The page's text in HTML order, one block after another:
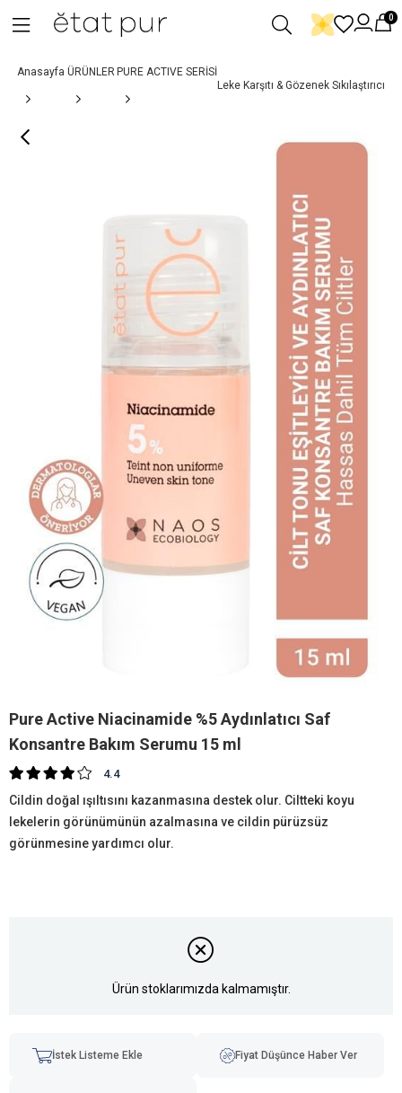
0
Anasayfa ÜRÜNLER PURE ACTIVE SERİSİ
Leke Karşıtı & Gözenek Sıkılaştırıcı
Pure Active Niacinamide %5 Aydınlatıcı Saf
Konsantre Bakım Serumu 15 ml
4.4
Cildin doğal ışıltısını kazanmasına destek olur. Ciltteki koyu
lekelerin görünümünün azalmasına ve cildin pürüzsüz
görünmesine yardımcı olur.
Ürün stoklarımızda kalmamıştır.
İstek Listeme Ekle Fiyat Düşünce Haber Ver